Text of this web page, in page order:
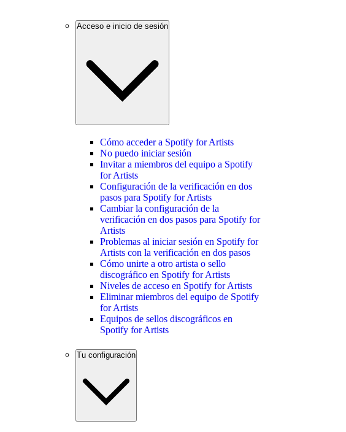
Acceso e inicio de sesión
Cómo acceder a Spotify for Artists
No puedo iniciar sesión
Invitar a miembros del equipo a Spotify
for Artists
Configuración de la verificación en dos
pasos para Spotify for Artists
Cambiar la configuración de la
verificación en dos pasos para Spotify for
Artists
Problemas al iniciar sesión en Spotify for
Artists con la verificación en dos pasos
Cómo unirte a otro artista o sello
discográfico en Spotify for Artists
Niveles de acceso en Spotify for Artists
Eliminar miembros del equipo de Spotify
for Artists
Equipos de sellos discográficos en
Spotify for Artists
Tu configuración